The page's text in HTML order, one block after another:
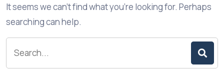
It seems we can’t find what you’re looking for. Perhaps
searching can help.